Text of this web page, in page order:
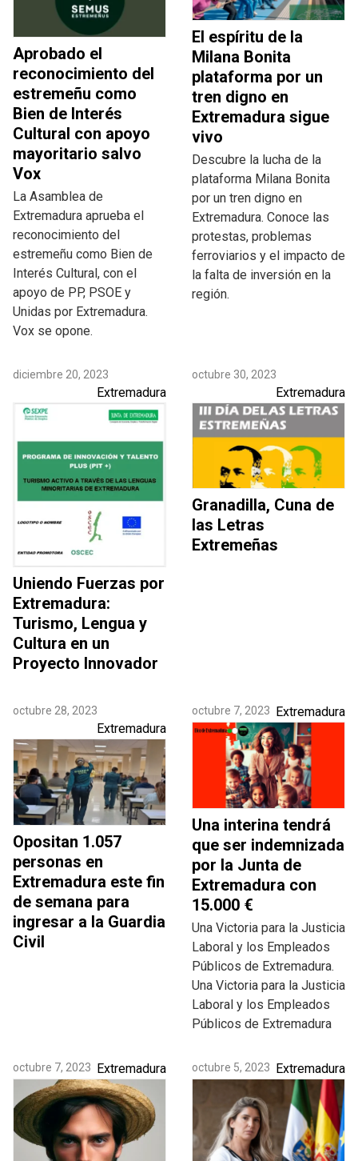
Aprobado el
reconocimiento del
estremeñu como
Bien de Interés
Cultural con apoyo
mayoritario salvo
Vox
La Asamblea de
Extremadura aprueba el
reconocimiento del
estremeñu como Bien de
Interés Cultural, con el
apoyo de PP, PSOE y
Unidas por Extremadura.
Vox se opone.
El espíritu de la
Milana Bonita
plataforma por un
tren digno en
Extremadura sigue
vivo
Descubre la lucha de la
plataforma Milana Bonita
por un tren digno en
Extremadura. Conoce las
protestas, problemas
ferroviarios y el impacto de
la falta de inversión en la
región.
diciembre 20, 2023
Extremadura
Uniendo Fuerzas por
Extremadura:
Turismo, Lengua y
Cultura en un
Proyecto Innovador
octubre 30, 2023
Extremadura
Granadilla, Cuna de
las Letras
Extremeñas
octubre 28, 2023
Extremadura
Opositan 1.057
personas en
Extremadura este fin
de semana para
ingresar a la Guardia
Civil
octubre 7, 2023 Extremadura
Una interina tendrá
que ser indemnizada
por la Junta de
Extremadura con
15.000 €
Una Victoria para la Justicia
Laboral y los Empleados
Públicos de Extremadura.
Una Victoria para la Justicia
Laboral y los Empleados
Públicos de Extremadura
octubre 7, 2023 Extremadura octubre 5, 2023 Extremadura